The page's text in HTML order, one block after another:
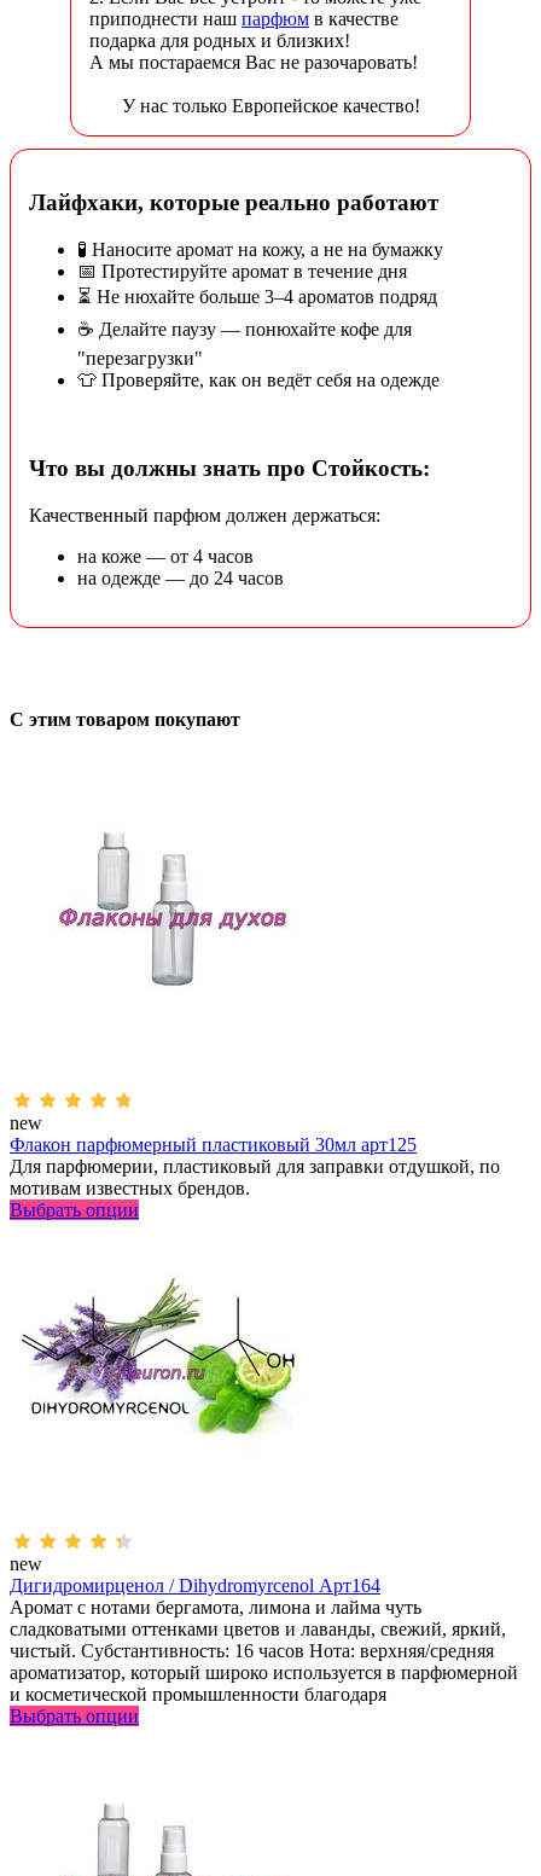
приподнести наш парфюм в качестве
подарка для родных и близких!
А мы постараемся Вас не разочаровать!
У нас только Европейское качество!
Лайфхаки, которые реально работают
🧪 Наносите аромат на кожу, а не на бумажку
📅 Протестируйте аромат в течение дня
⏳ Не нюхайте больше 3–4 ароматов подряд
☕ Делайте паузу — понюхайте кофе для
"перезагрузки"
👕 Проверяйте, как он ведёт себя на одежде
Что вы должны знать про Стойкость:
Качественный парфюм должен держаться:
на коже — от 4 часов
на одежде — до 24 часов
С этим товаром покупают
new
Флакон парфюмерный пластиковый 30мл арт125
Для парфюмерии, пластиковый для заправки отдушкой, по
мотивам известных брендов.
Выбрать опции
new
Дигидромирценол / Dihydromyrcenol Арт164
Аромат с нотами бергамота, лимона и лайма чуть
сладковатыми оттенками цветов и лаванды, свежий, яркий,
чистый. Субстантивность: 16 часов Нота: верхняя/средняя
ароматизатор, который широко используется в парфюмерной
и косметической промышленности благодаря
Выбрать опции